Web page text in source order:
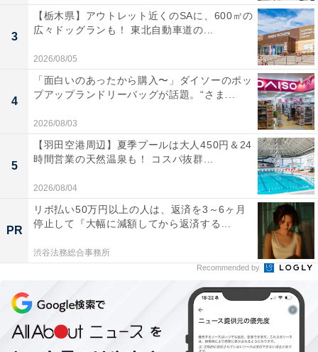
詳細情報
商品名
サンリオキャラクターズ ミニ貯金箱 夢みるエンジェル
メーカー
バンダイ
発売日
3
【栃木県】アウトレット近くのSAに、600㎡の
広々ドッグランも！ 東北自動車道の...
2026/08/05
4
「面白いのあったから購入〜」ダイソーのポッ
プアップランドリーバッグが話題。“さま...
2026/08/03
5
【羽田空港周辺】夏季プールは大人450円＆24
時間営業の天然温泉も！ コスパ抜群...
2026/08/04
PR
リボ払い50万円以上の人は、返済を3～6ヶ月
停止して『大幅に減額してから返済する...
渋谷法務総合事務所
Recommended by